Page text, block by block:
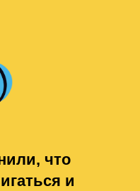
что
и